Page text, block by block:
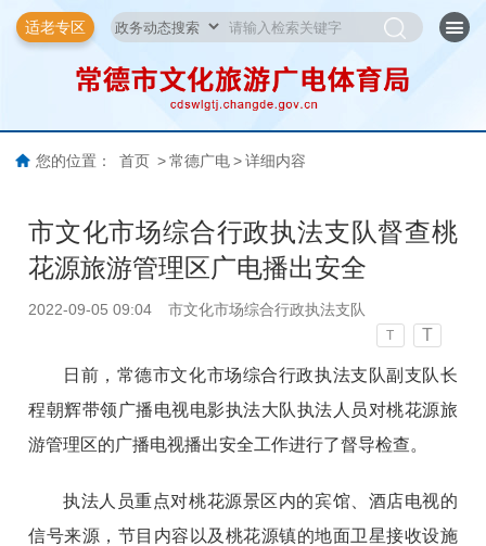
适老专区
您的位置： 首页 > 常德广电 > 详细内容
市文化市场综合行政执法支队督查桃
花源旅游管理区广电播出安全
2022-09-05 09:04 市文化市场综合行政执法支队
T T
日前，常德市文化市场综合行政执法支队副支队长
程朝辉带领广播电视电影执法大队执法人员对桃花源旅
游管理区的广播电视播出安全工作进行了督导检查。
执法人员重点对桃花源景区内的宾馆、酒店电视的
信号来源，节目内容以及桃花源镇的地面卫星接收设施